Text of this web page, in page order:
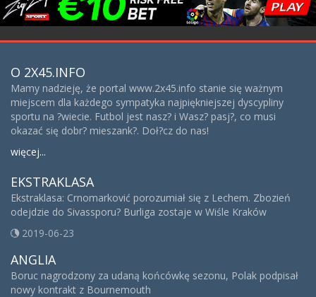
O 2X45.INFO
Mamy nadzieję, że portal www.2x45.info stanie się ważnym
miejscem dla każdego sympatyka najpiękniejszej dyscypliny
sportu na ?wiecie. Futbol jest nasz? i Wasz? pasj?, co musi
okazać się dobr? mieszank?. Doł?cz do nas!
więcej...
EKSTRAKLASA
Ekstraklasa: Crnomarković porozumiał się z Lechem. Zbozień
odejdzie do Sivassporu? Burliga zostaje w Wiśle Kraków
2019-06-23
ANGLIA
Boruc nagrodzony za udaną końcówkę sezonu, Polak podpisał
nowy kontrakt z Bournemouth